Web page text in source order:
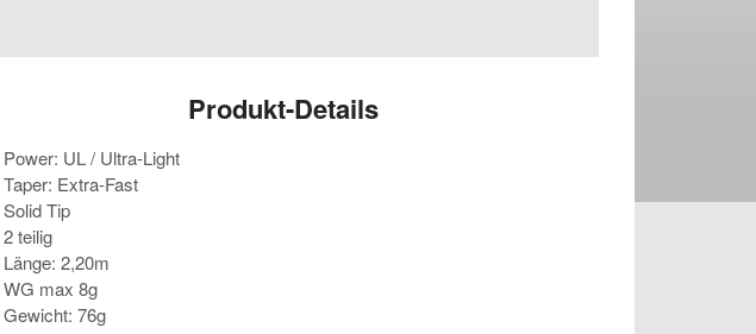
Produkt-Details
Power: UL / Ultra-Light
Taper: Extra-Fast
Solid Tip
2 teilig
Länge: 2,20m
WG max 8g
Gewicht: 76g